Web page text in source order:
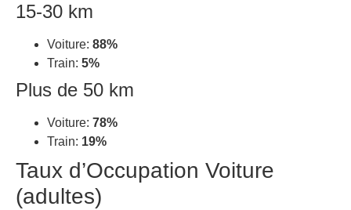
15-30 km
Voiture: 88%
Train: 5%
Plus de 50 km
Voiture: 78%
Train: 19%
Taux d’Occupation Voiture
(adultes)